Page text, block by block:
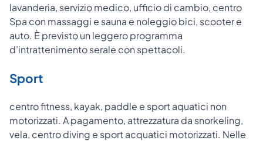
lavanderia, servizio medico, ufficio di cambio, centro
Spa con massaggi e sauna e noleggio bici, scooter e
auto. È previsto un leggero programma
d’intrattenimento serale con spettacoli.
Sport
centro fitness, kayak, paddle e sport aquatici non
motorizzati. A pagamento, attrezzatura da snorkeling,
vela, centro diving e sport acquatici motorizzati. Nelle